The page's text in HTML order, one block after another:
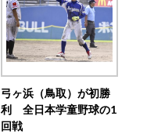
弓ヶ浜（鳥取）が初勝
利 全日本学童野球の1
回戦